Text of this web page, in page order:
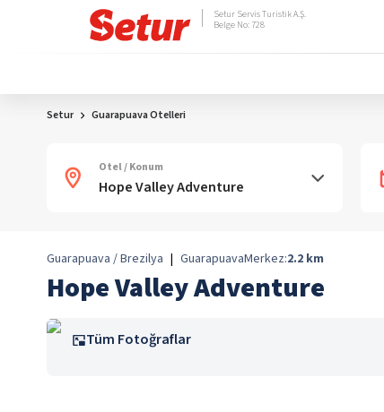
Setur Servis Turistik A.Ş.
Belge No: 728
Setur Guarapuava Otelleri
Otel / Konum
Guarapuava / Brezilya | GuarapuavaMerkez:2.2 km
Hope Valley Adventure
Tüm Fotoğraflar